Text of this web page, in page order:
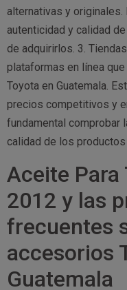
alternativas y
autenticidad y calidad
de adquirirlos. 3.
plataformas en línea
Toyota en Guatemala.
precios competitivos y
fundamental comprobar
calidad de los
Aceite Para
2012 y las
frecuentes
accesorios
Guatemala